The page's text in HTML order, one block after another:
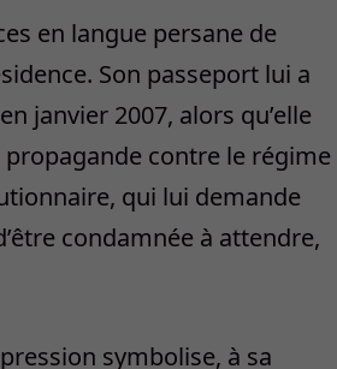
en langue persane de
Son passeport lui a
janvier 2007, alors qu’elle
propagande contre le régime
qui lui demande
condamnée à attendre,
symbolise, à sa